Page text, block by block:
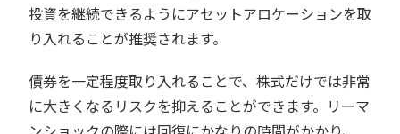
投資を継続できるようにアセットアロケーションを取
り入れることが推奨されます。
債券を一定程度取り入れることで、株式だけでは非常
に大きくなるリスクを抑えることができます。リーマ